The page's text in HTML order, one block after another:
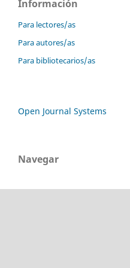
Información
Para lectores/as
Para autores/as
Para bibliotecarios/as
Open Journal Systems
Navegar